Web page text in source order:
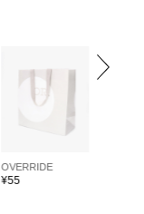
OVERRIDE
¥55